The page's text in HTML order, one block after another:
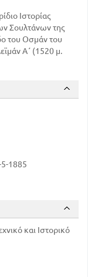
Ιστορίας
Σουλτάνων της
του Οσμάν του
Α΄ (1520 μ.
1885
και Ιστορικό